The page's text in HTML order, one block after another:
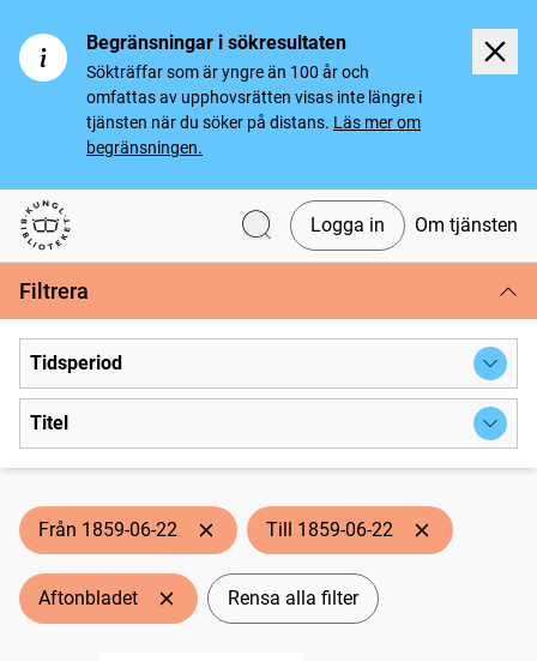
Begränsningar i sökresultaten
Sökträffar som är yngre än 100 år och
omfattas av upphovsrätten visas inte längre i
tjänsten när du söker på distans. Läs mer om
begränsningen.
Svenska tidningar
Logga in Om tjänsten
Filtrera
Tidsperiod
Titel
Från 1859-06-22 Till 1859-06-22
Aftonbladet Rensa alla filter